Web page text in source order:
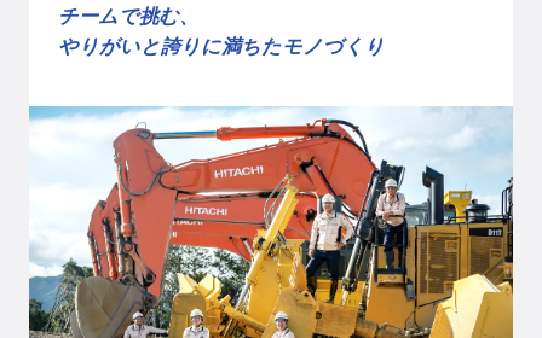
チームで挑む、
やりがいと誇りに満ちたモノづくり